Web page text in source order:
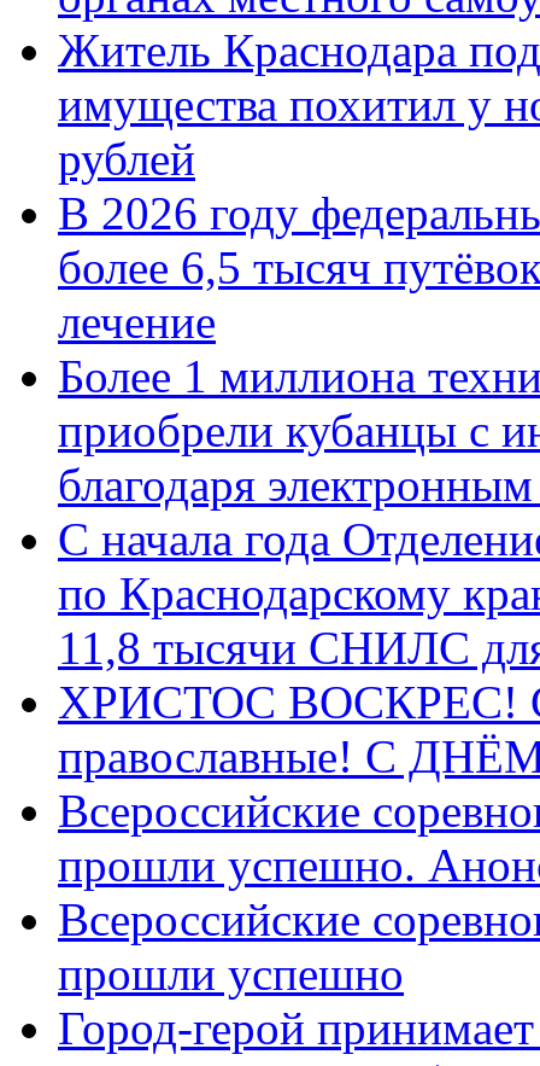
Житель Краснодара
имущества похитил у
рублей
В 2026 году
более 6,5 тысяч
лечение
Более 1 миллиона
приобрели кубанцы с
благодаря
С начала года
по Краснодарскому
11,8 тысячи СНИЛС
ХРИСТОС ВОСКРЕС! С
православные! C
Всероссийские
прошли успешно.
Всероссийские
прошли успешно
Город-герой